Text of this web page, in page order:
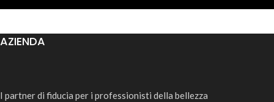
AZIENDA
I partner di fiducia per i professionisti della bellezza